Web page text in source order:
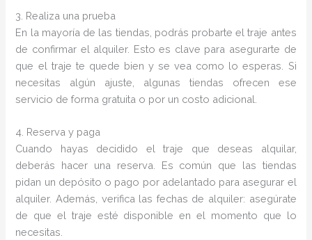
3. Realiza una prueba
En la mayoría de las tiendas, podrás probarte el traje antes
de confirmar el alquiler. Esto es clave para asegurarte de
que el traje te quede bien y se vea como lo esperas. Si
necesitas algún ajuste, algunas tiendas ofrecen ese
servicio de forma gratuita o por un costo adicional.
4. Reserva y paga
Cuando hayas decidido el traje que deseas alquilar,
deberás hacer una reserva. Es común que las tiendas
pidan un depósito o pago por adelantado para asegurar el
alquiler. Además, verifica las fechas de alquiler: asegúrate
de que el traje esté disponible en el momento que lo
necesitas.